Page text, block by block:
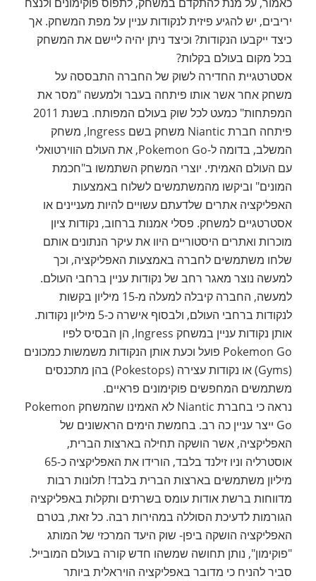
יריבים, יש להגיע פיזית לנקודות עניין על מפת המשחק. אך
כיצד ייקבעו הנקודות? וכיצד ניתן יהיה ליישם את המשחק
בכל מקום בעולם בקלות?
אסטרטגיית החדירה לשוק של החברה התבססה על
משחק אחר אשר אותו פיתחה בעבר ולמעשה "מסר את
המפתחות" כמעט לכל שוק בעולם המפותח. בשנת 2011
פיתחה חברת Niantic משחק בשם Ingress, משחק
המשלב, בדומה ל-Pokemon Go, את העולם הווירטואלי
עם העולם האמיתי. יוצרי המשחק השתמשו ב"חכמת
המונים" וביקשו מהמשתמשים לשלוח באמצעות
האפליקציה אתרים שלדעתם עשויים להיות מעניינים או
אסטרטגיים למשחק. פסלי אמנות ברחוב, נקודות ציון
מוכרות ואתרים היסטוריים היוו את עיקר הנתונים אותם
שלחו משתמשים לחברה באמצעות האפליקציה, וכך
למעשה נוצר מאגר רחב של נקודות עניין ברחבי העולם.
למעשה, החברה קיבלה למעלה מ-15 מיליון בקשות
לנקודות ברחבי העולם, ולבסוף אישרה כ-5 מיליון נקודות.
אותן נקודות עניין במשחק Ingress, הן הבסיס לפיו
Pokemon Go פועל וכעת אותן הנקודות משמשות כמכונים
(Gyms) או נקודות עצירה (Pokestops) בהן מתכנסים
משתמשים המחפשים פוקימונים פראיים.
נראה כי בחברת Niantic לא האמינו שהמשחק Pokemon
Go ייצר עניין כה רב. בחמשת הימים הראשונים של
האפליקציה, אשר הושקה תחילה בארצות הברית,
אוסטרליה וניו זילנד בלבד, הורידו את האפליקציה כ-65
מיליון משתמשים בארצות הברית בלבד! תלונות רבות
מדווחות ברשת אודות עומס בשרתים ותקלות באפליקציה
הגורמות לדעיכת הסוללה במהירות רבה. כל זאת, בטרם
האפליקציה הושקה ביפן- שוק היעד המרכזי של המותג
"פוקימון", נותן תחושה שמשהו חדש קורה בעולם המובייל.
סביר להניח כי מדובר באפליקציה הויראלית ביותר